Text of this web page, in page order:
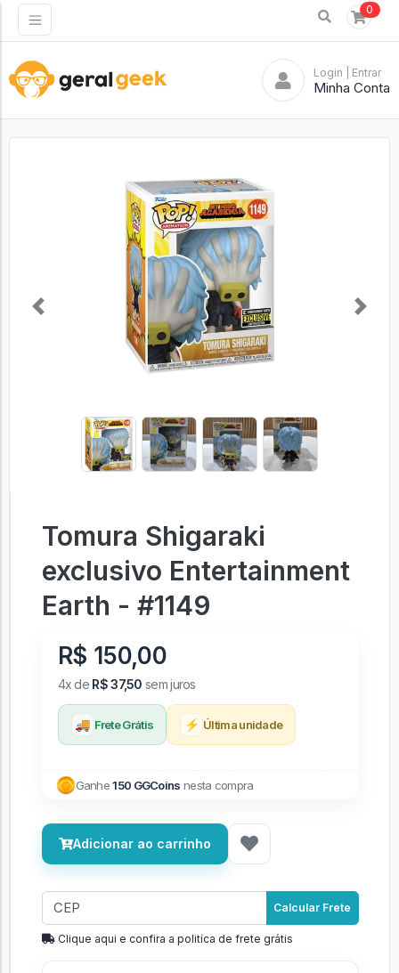
0
Login | Entrar
Minha Conta
Previous Next
Tomura Shigaraki
exclusivo Entertainment
Earth - #1149
R$ 150,00
4x de R$ 37,50 sem juros
🚚 Frete Grátis ⚡ Última unidade
Ganhe150 GGCoins nesta compra
Adicionar ao carrinho
Calcular Frete
Clique aqui e confira a politíca de frete grátis